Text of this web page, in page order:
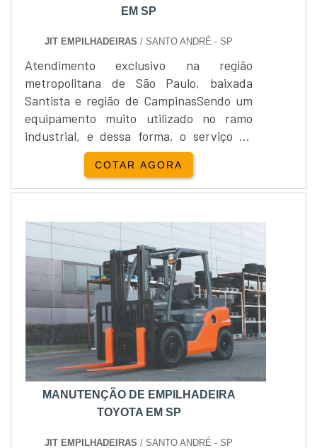
EM SP
JIT EMPILHADEIRAS / SANTO ANDRÉ - SP
Atendimento exclusivo na região
metropolitana de São Paulo, baixada
Santista e região de CampinasSendo um
equipamento muito utilizado no ramo
industrial, e dessa forma, o serviço de
manutenção empilhadeira toyota em SP é
extremamente importante, de forma a
garantir o bom funcionamento da
empilhadeiras tem a principal função de
garantir o bom funcionamento da
máquina, além de assegurar que ela possa
ser utilizada...
COTAR AGORA
MANUTENÇÃO DE EMPILHADEIRA
TOYOTA EM SP
JIT EMPILHADEIRAS / SANTO ANDRÉ - SP